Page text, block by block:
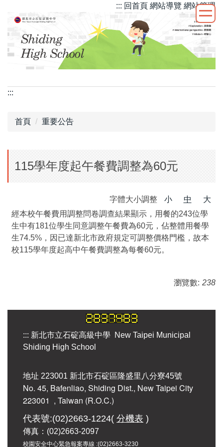
主
內
::: 回首頁 網站導覽 網站管理
:::
首頁 重要公告
115學年度起午餐費調整為60元
字體大小調整 小 中
大
經本校午餐費用調整問卷調查結果顯示，用餐的243位學
生中有181位學生同意調整午餐費為60元，佔整體用餐學
生74.5%，因已達新北市政府規定可調整價格門檻，故本
校115學年度起高中午餐費調整為每餐60元。
瀏覽數: 238
::: 新北市立石碇高級中學 New Taipei Municipal
Shiding High School
地址 223001 新北市石碇區隆盛里八分寮45號
No. 45, Bafenliao, Shiding Dist., New Taipei City
223001 , Taiwan (R.O.C.)
代表號:(02)2663-1224( 分機表 )
傳真：(02)2663-2097
校園安全中心緊急報案專線 :(02)2663-3230